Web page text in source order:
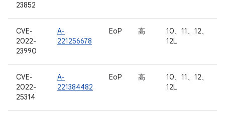
23852
CVE-
2022-
23990
A-
221256678
EoP 高
10、11、12、
12L
CVE-
2022-
25314
A-
221384482
EoP 高
10、11、12、
12L